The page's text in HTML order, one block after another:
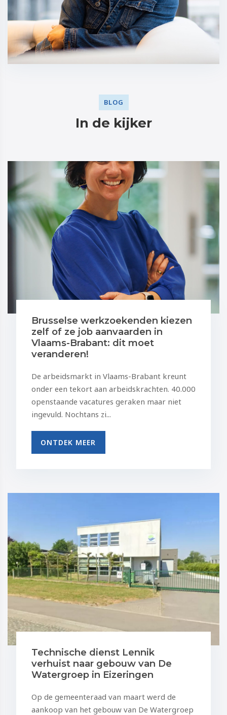
BLOG
In de kijker
Brusselse werkzoekenden kiezen
zelf of ze job aanvaarden in
Vlaams-Brabant: dit moet
veranderen!
De arbeidsmarkt in Vlaams-Brabant kreunt
onder een tekort aan arbeidskrachten. 40.000
openstaande vacatures geraken maar niet
ingevuld. Nochtans zi...
ONTDEK MEER
Technische dienst Lennik
verhuist naar gebouw van De
Watergroep in Eizeringen
Op de gemeenteraad van maart werd de
aankoop van het gebouw van De Watergroep